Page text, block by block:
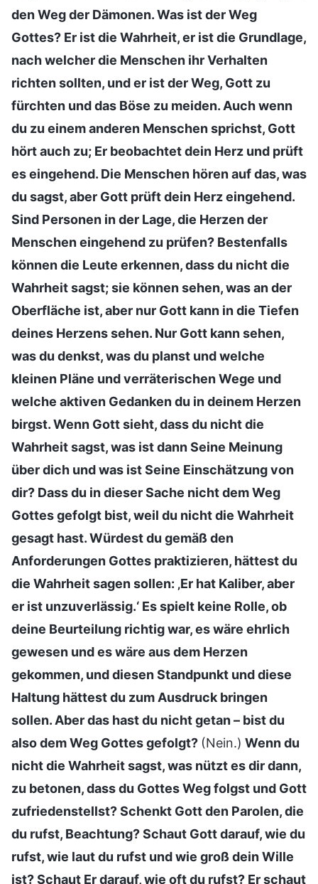
den Weg der Dämonen. Was ist der Weg
Gottes? Er ist die Wahrheit, er ist die Grundlage,
nach welcher die Menschen ihr Verhalten
richten sollten, und er ist der Weg, Gott zu
fürchten und das Böse zu meiden. Auch wenn
du zu einem anderen Menschen sprichst, Gott
hört auch zu; Er beobachtet dein Herz und prüft
es eingehend. Die Menschen hören auf das, was
du sagst, aber Gott prüft dein Herz eingehend.
Sind Personen in der Lage, die Herzen der
Menschen eingehend zu prüfen? Bestenfalls
können die Leute erkennen, dass du nicht die
Wahrheit sagst; sie können sehen, was an der
Oberfläche ist, aber nur Gott kann in die Tiefen
deines Herzens sehen. Nur Gott kann sehen,
was du denkst, was du planst und welche
kleinen Pläne und verräterischen Wege und
welche aktiven Gedanken du in deinem Herzen
birgst. Wenn Gott sieht, dass du nicht die
Wahrheit sagst, was ist dann Seine Meinung
über dich und was ist Seine Einschätzung von
dir? Dass du in dieser Sache nicht dem Weg
Gottes gefolgt bist, weil du nicht die Wahrheit
gesagt hast. Würdest du gemäß den
Anforderungen Gottes praktizieren, hättest du
die Wahrheit sagen sollen: ‚Er hat Kaliber, aber
er ist unzuverlässig.‘ Es spielt keine Rolle, ob
deine Beurteilung richtig war, es wäre ehrlich
gewesen und es wäre aus dem Herzen
gekommen, und diesen Standpunkt und diese
Haltung hättest du zum Ausdruck bringen
sollen. Aber das hast du nicht getan – bist du
also dem Weg Gottes gefolgt? (Nein.) Wenn du
nicht die Wahrheit sagst, was nützt es dir dann,
zu betonen, dass du Gottes Weg folgst und Gott
zufriedenstellst? Schenkt Gott den Parolen, die
du rufst, Beachtung? Schaut Gott darauf, wie du
rufst, wie laut du rufst und wie groß dein Wille
ist? Schaut Er darauf, wie oft du rufst? Er schaut